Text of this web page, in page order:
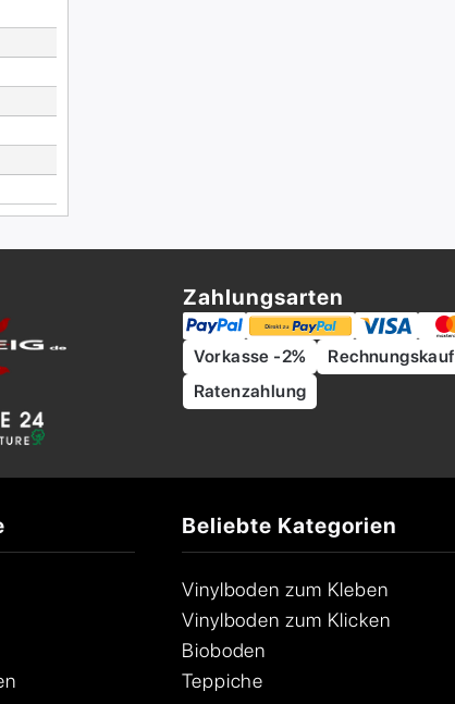
Zahlungsarten
Vorkasse -2%
Rechnungskauf
Ratenzahlung
Beliebte Kategorien
Vinylboden zum Kleben
Vinylboden zum Klicken
Bioboden
Teppiche